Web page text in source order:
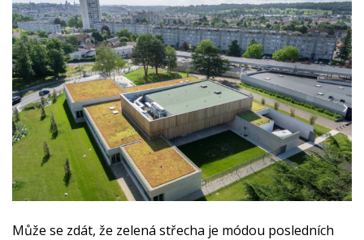
Může se zdát, že zelená střecha je módou posledních